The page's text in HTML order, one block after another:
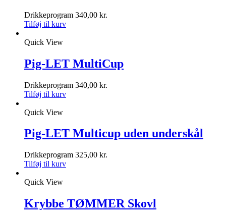
Drikkeprogram 340,00 kr.
Tilføj til kurv
Quick View
Pig-LET MultiCup
Drikkeprogram 340,00 kr.
Tilføj til kurv
Quick View
Pig-LET Multicup uden underskål
Drikkeprogram 325,00 kr.
Tilføj til kurv
Quick View
Krybbe TØMMER Skovl